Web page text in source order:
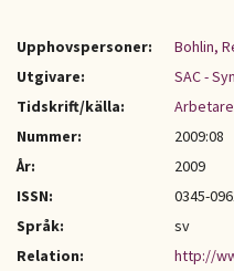
Upphovspersoner: Bohlin,
Utgivare:
SAC -
Tidskrift/källa:
Nummer:
2009:08
År:
2009
ISSN:
0345-
Språk:
sv
Relation:
http://